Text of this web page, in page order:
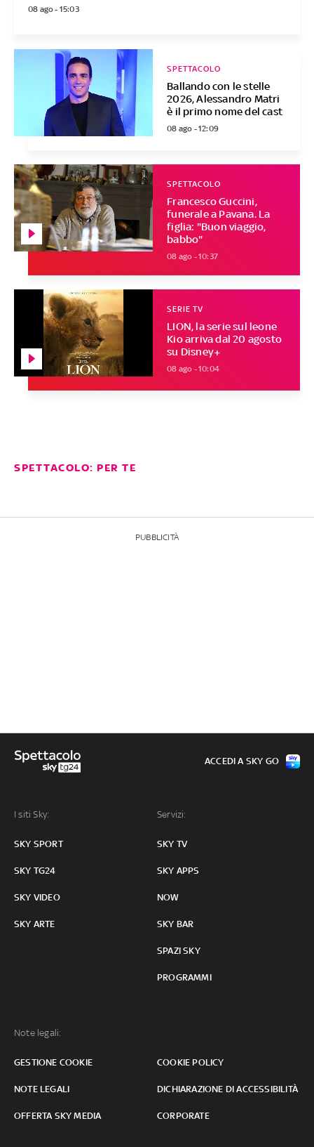
08 ago - 15:03
Ballando con le stelle
2026, Alessandro Matri
è il primo nome del cast
SPETTACOLO
08 ago - 12:09
Francesco Guccini,
funerale a Pavana. La
figlia: "Buon viaggio,
babbo"
SPETTACOLO
08 ago - 10:37
LION, la serie sul leone
Kio arriva dal 20 agosto
su Disney+
SERIE TV
08 ago - 10:04
SPETTACOLO: PER TE
PUBBLICITÀ
I siti Sky:
SKY SPORT
SKY TG24
SKY VIDEO
SKY ARTE
Servizi:
SKY TV
SKY APPS
NOW
SKY BAR
SPAZI SKY
PROGRAMMI
Note legali:
GESTIONE COOKIE COOKIE POLICY
NOTE LEGALI DICHIARAZIONE DI ACCESSIBILITÀ
OFFERTA SKY MEDIA CORPORATE
ACCEDI A SKY GO